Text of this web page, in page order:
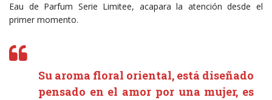
Eau de Parfum Serie Limitee, acapara la atención desde el
primer momento.
Su aroma floral oriental, está diseñado
pensado en el amor por una mujer, es